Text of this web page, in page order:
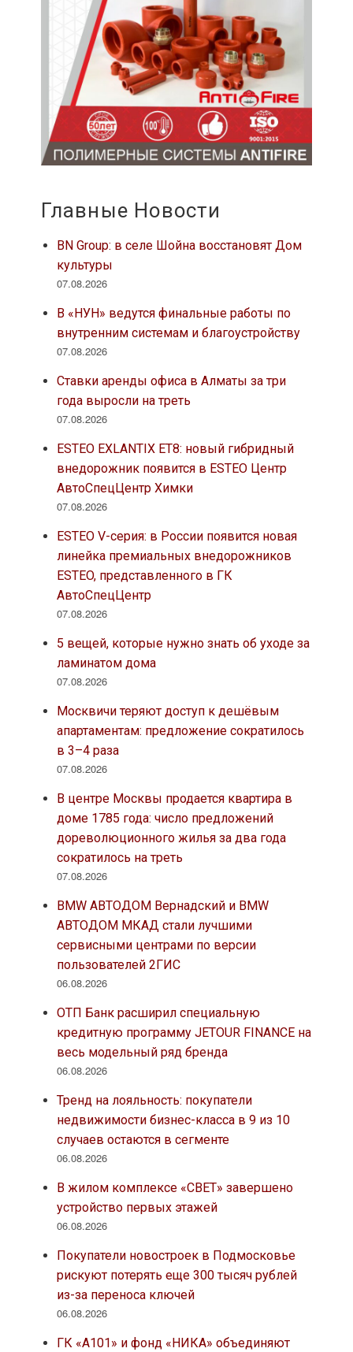
Главные Новости
BN Group: в селе Шойна восстановят Дом
культуры
07.08.2026
В «НУН» ведутся финальные работы по
внутренним системам и благоустройству
07.08.2026
Ставки аренды офиса в Алматы за три
года выросли на треть
07.08.2026
ESTEO EXLANTIX ET8: новый гибридный
внедорожник появится в ESTEO Центр
АвтоСпецЦентр Химки
07.08.2026
ESTEO V-серия: в России появится новая
линейка премиальных внедорожников
ESTEO, представленного в ГК
АвтоСпецЦентр
07.08.2026
5 вещей, которые нужно знать об уходе за
ламинатом дома
07.08.2026
Москвичи теряют доступ к дешёвым
апартаментам: предложение сократилось
в 3–4 раза
07.08.2026
В центре Москвы продается квартира в
доме 1785 года: число предложений
дореволюционного жилья за два года
сократилось на треть
07.08.2026
BMW АВТОДОМ Вернадский и BMW
АВТОДОМ МКАД стали лучшими
сервисными центрами по версии
пользователей 2ГИС
06.08.2026
ОТП Банк расширил специальную
кредитную программу JETOUR FINANCE на
весь модельный ряд бренда
06.08.2026
Тренд на лояльность: покупатели
недвижимости бизнес-класса в 9 из 10
случаев остаются в сегменте
06.08.2026
В жилом комплексе «СВЕТ» завершено
устройство первых этажей
06.08.2026
Покупатели новостроек в Подмосковье
рискуют потерять еще 300 тысяч рублей
из-за переноса ключей
06.08.2026
ГК «А101» и фонд «НИКА» объединяют